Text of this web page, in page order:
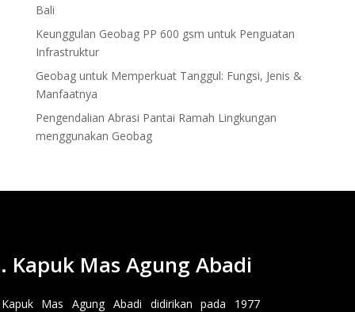
Bali
Keunggulan Geobag PP 600 gsm untuk Penguatan
Infrastruktur
Geobag untuk Memperkuat Tanggul: Fungsi, Jenis &
Manfaatnya
Pengendalian Abrasi Pantai Ramah Lingkungan
menggunakan Geobag
Kapuk Mas Agung Abadi
Mas Agung Abadi didirikan pada 1977